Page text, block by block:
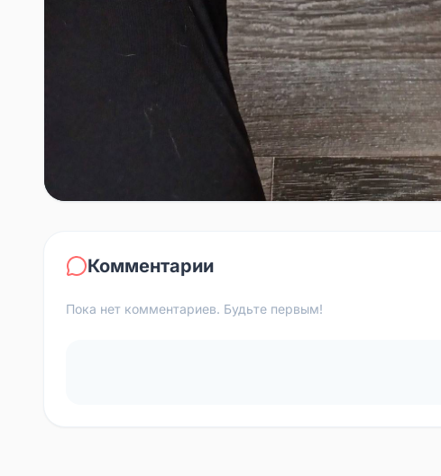
Комментарии
Пока нет комментариев. Будьте первым!